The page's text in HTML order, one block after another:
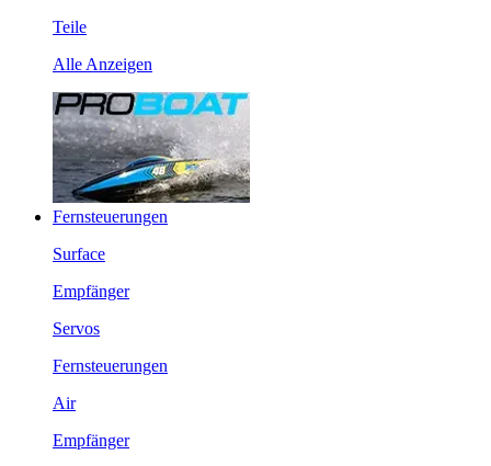
Teile
Alle Anzeigen
Fernsteuerungen
Surface
Empfänger
Servos
Fernsteuerungen
Air
Empfänger